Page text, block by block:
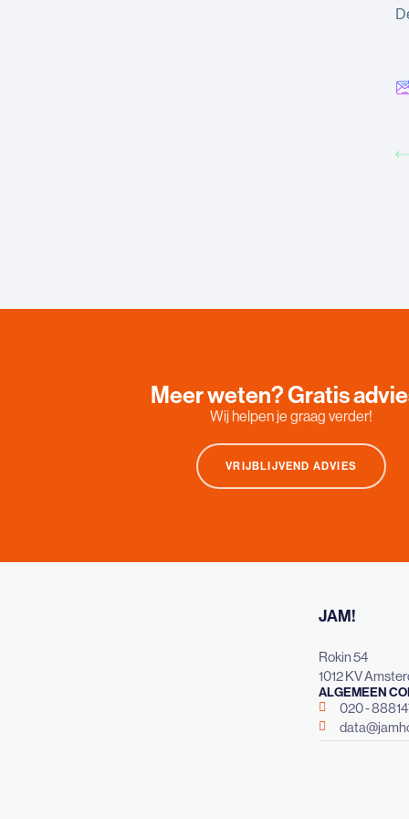
Meer weten? Gratis
Wij helpen je graag verder!
VRIJBLIJVEND ADVIES
JAM!
Rokin 54
1012 KV
ALGEMEEN
020 -